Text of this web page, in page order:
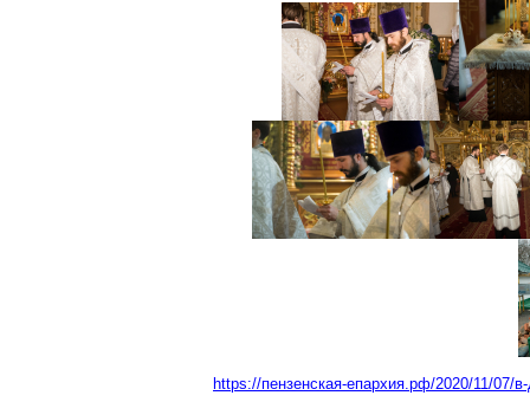
https://пензенская-епархия.рф/2020/11/07/